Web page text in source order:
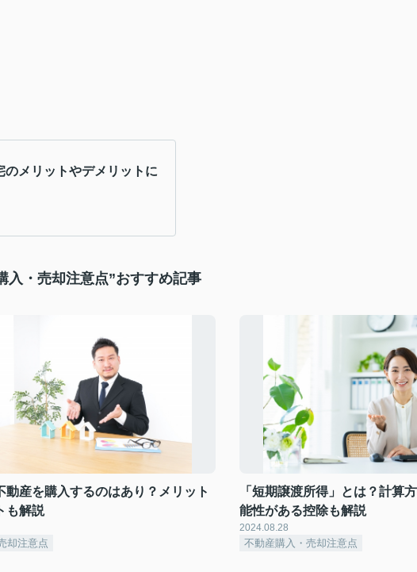
メリットやデメリットに
入・売却注意点”おすすめ記事
動産を購入するのはあり？メリット
も解説
却注意点
「短期譲渡所得」とは？計算
能性がある控除も解説
2024.08.28
不動産購入・売却注意点